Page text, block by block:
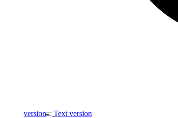
version Text version